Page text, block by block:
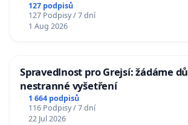
127 podpisů
127 Podpisy / 7 dní
1 Aug 2026
Spravedlnost pro Grejsí: žádáme
nestranné vyšetření
1 664 podpisů
116 Podpisy / 7 dní
22 Jul 2026